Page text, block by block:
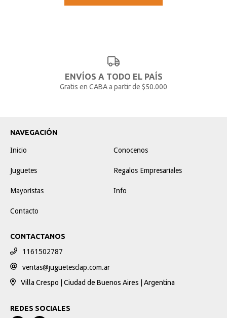
ENVÍOS A TODO EL PAÍS
Gratis en CABA a partir de $50.000
NAVEGACIÓN
Inicio Conocenos
Juguetes Regalos Empresariales
Mayoristas Info
Contacto
CONTACTANOS
1161502787
ventas@juguetesclap.com.ar
Villa Crespo | Ciudad de Buenos Aires | Argentina
REDES SOCIALES